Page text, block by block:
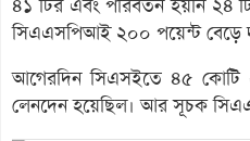
৪১ টির এবং পরিবর্তন হয়নি ২৪
সিএএসপিআই ২০০ পয়েন্ট বেড়ে
আগেরদিন সিএসইতে ৪৫ কোটি
লেনদেন হয়েছিল। আর সূচক